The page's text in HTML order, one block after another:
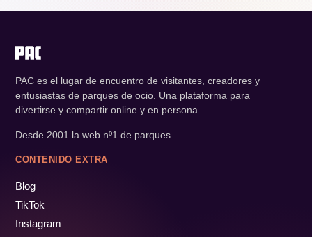
PAC es el lugar de encuentro de visitantes, creadores y
entusiastas de parques de ocio. Una plataforma para
divertirse y compartir online y en persona.
Desde 2001 la web nº1 de parques.
CONTENIDO EXTRA
Blog
TikTok
Instagram